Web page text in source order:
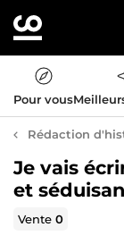
Pour vous
Rédaction
Je vais
et
Vente0